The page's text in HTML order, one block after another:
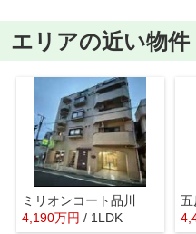
エリアの近い物件
ミリオンコート品川
4,190万円 / 1LDK